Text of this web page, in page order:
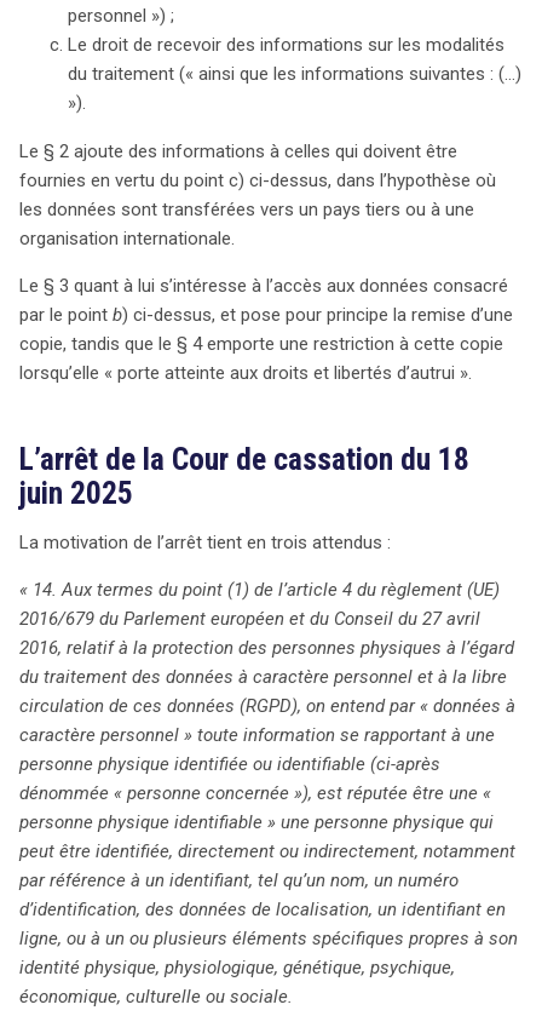
garantissant à la fois la transparence pour l’ex-employé
et la protection des informations sensibles de
l’entreprise. En somme, le droit d’accès est encadré, loin
de constituer un laissez-passer pour le vol
personnel ») ;
Le droit de recevoir des informations sur les modalités
du traitement (« ainsi que les informations suivantes : (…)
»).
Le § 2 ajoute des informations à celles qui doivent être
fournies en vertu du point c) ci-dessus, dans l’hypothèse où
les données sont transférées vers un pays tiers ou à une
organisation internationale.
Le § 3 quant à lui s’intéresse à l’accès aux données consacré
par le point b) ci-dessus, et pose pour principe la remise d’une
copie, tandis que le § 4 emporte une restriction à cette copie
lorsqu’elle « porte atteinte aux droits et libertés d’autrui ».
L’arrêt de la Cour de cassation du 18
juin 2025
La motivation de l’arrêt tient en trois attendus :
« 14. Aux termes du point (1) de l’article 4 du règlement (UE)
2016/679 du Parlement européen et du Conseil du 27 avril
2016, relatif à la protection des personnes physiques à l’égard
du traitement des données à caractère personnel et à la libre
circulation de ces données (RGPD), on entend par « données à
caractère personnel » toute information se rapportant à une
personne physique identifiée ou identifiable (ci-après
dénommée « personne concernée »), est réputée être une «
personne physique identifiable » une personne physique qui
peut être identifiée, directement ou indirectement, notamment
par référence à un identifiant, tel qu’un nom, un numéro
d’identification, des données de localisation, un identifiant en
ligne, ou à un ou plusieurs éléments spécifiques propres à son
identité physique, physiologique, génétique, psychique,
économique, culturelle ou sociale.